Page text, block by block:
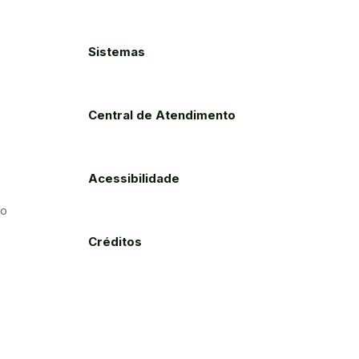
Sistemas
Central de Atendimento
Acessibilidade
Créditos